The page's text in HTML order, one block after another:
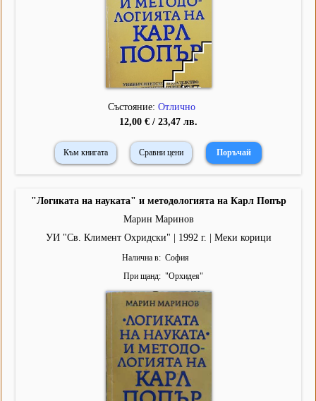
Състояние: Отлично
12,00 € / 23,47 лв.
Към книгата Сравни цени
"Логиката на науката" и методологията на Карл Попър
Марин Маринов
УИ "Св. Климент Охридски" | 1992 г. | Меки корици
Налична в
София
При щанд
"Орхидея"